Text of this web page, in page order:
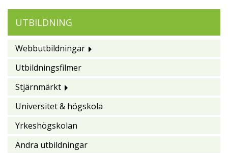
UTBILDNING
Webbutbildningar
Utbildningsfilmer
Stjärnmärkt
Universitet & högskola
Yrkeshögskolan
Andra utbildningar